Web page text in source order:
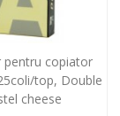
pentru copiator
top, Double
cheese